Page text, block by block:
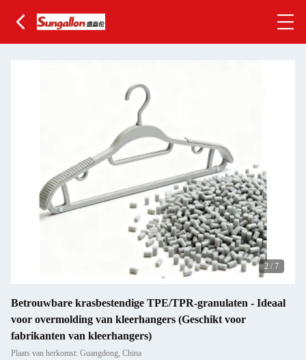
3 / 7
Betrouwbare krasbestendige TPE/TPR-granulaten - Ideaal
voor overmolding van kleerhangers (Geschikt voor
fabrikanten van kleerhangers)
Plaats van herkomst: Guangdong, China